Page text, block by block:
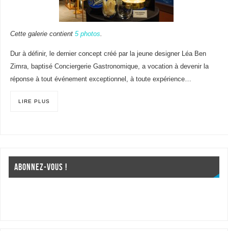
Cette galerie contient 5 photos.
Dur à définir, le dernier concept créé par la jeune designer Léa Ben
Zimra, baptisé Conciergerie Gastronomique, a vocation à devenir la
réponse à tout événement exceptionnel, à toute expérience…
LIRE PLUS
ABONNEZ-VOUS !